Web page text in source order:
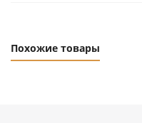
Похожие товары